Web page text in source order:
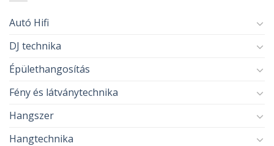
Autó Hifi
DJ technika
Épülethangosítás
Fény és látványtechnika
Hangszer
Hangtechnika